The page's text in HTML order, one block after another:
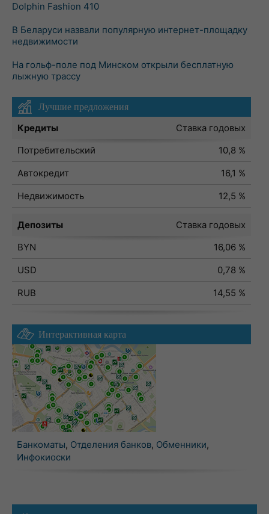
Dolphin Fashion 410
В Беларуси назвали популярную интернет-площадку
недвижимости
На гольф-поле под Минском открыли бесплатную
лыжную трассу
Лучшие предложения
Кредиты
Ставка годовых
Потребительский
10,8 %
Автокредит
16,1 %
Недвижимость
12,5 %
Депозиты
Ставка годовых
BYN
16,06 %
USD
0,78 %
RUB
14,55 %
Интерактивная карта
Банкоматы, Отделения банков, Обменники,
Инфокиоски